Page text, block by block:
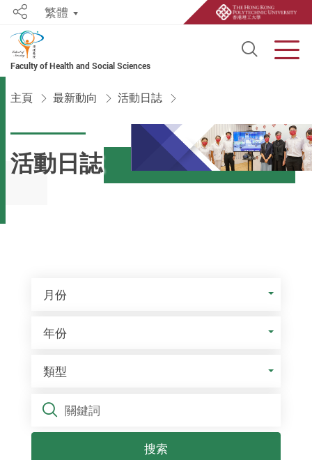
Faculty of Health and Social Sciences
Open
Share繁體
主頁 最新動向 活動日誌
活動日誌
月份
年份
類型
關鍵詞
搜索